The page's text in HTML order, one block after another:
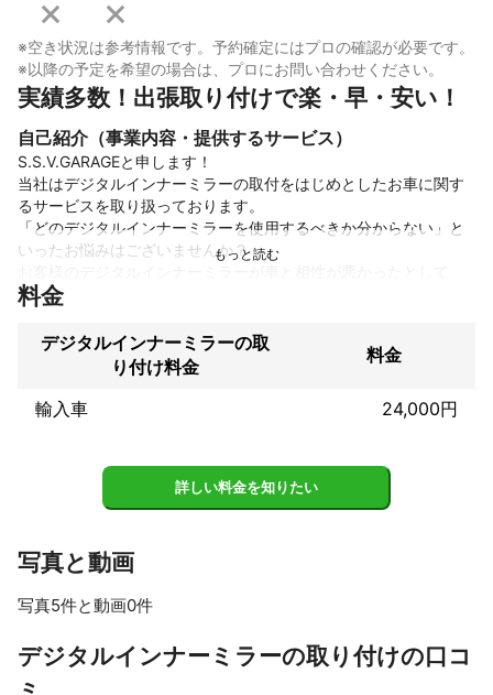
※空き状況は参考情報です。予約確定にはプロの確認が必要です。
※以降の予定を希望の場合は、プロにお問い合わせください。
実績多数！出張取り付けで楽・早・安い！
自己紹介（事業内容・提供するサービス）
S.S.V.GARAGEと申します！
当社はデジタルインナーミラーの取付をはじめとしたお車に関す
るサービスを取り扱っております。
「どのデジタルインナーミラーを使用するべきか分からない」と
いったお悩みはございませんか？
も、出来ないとお断りはせずに、選択肢をご提示して、ご相談し
当社の特徴として、出張作業サービスを取り入れておりますの
で、お客様にとっても、とても楽にお車の作業ができます。仕事
の数としてドラレコのご依頼が一番多いのですが、その分取り付
け実績がありますので、是非お任せください！！
ー）を取り付けいたしました。
メーカー問わず取付けしておりますので安いメーカーから品質が
といったお言葉も多数頂いておりますので安心してお任せくださ
アピールポイント
そのご縁を大切にしています。
料金
デジタルインナーミラーの取
り付け料金
料金
輸入車 24,000円
詳しい料金を知りたい
写真と動画
写真5件と動画0件
すべて見る
デジタルインナーミラーの取り付けの口コ